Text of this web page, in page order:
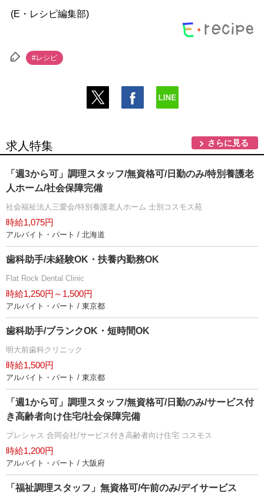
(E・レシピ編集部)
#レシピ
求人特集 さらに見る
「週3から可」調理スタッフ/無資格可/日勤のみ/特別養護老
人ホーム/社会保障完備
社会福祉法人三愛会/特別養護老人ホーム 士別コスモス苑
時給1,075円
アルバイト・パート / 北海道
歯科助手/未経験OK・扶養内勤務OK
Flat Rock Dental Clinic
時給1,250円～1,500円
アルバイト・パート / 東京都
歯科助手/ブランクOK・短時間OK
明大前歯科クリニック
時給1,500円
アルバイト・パート / 東京都
「週1から可」調理スタッフ/無資格可/日勤のみ/サービス付
き高齢者向け住宅/社会保障完備
プレシャス 合同会社/サービス付き高齢者向け住宅 コスモス
時給1,200円
アルバイト・パート / 大阪府
「福祉調理スタッフ」無資格可/午前のみ/デイサービス